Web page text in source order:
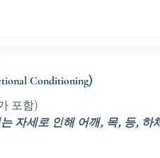
Conditioning)
포함)
자세로 인해 어깨, 목, 등, 하